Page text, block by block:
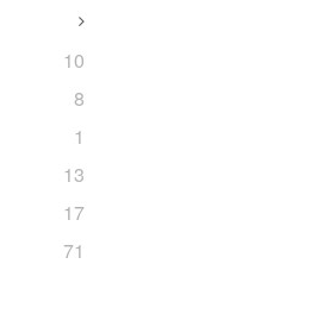
10
8
1
13
17
71